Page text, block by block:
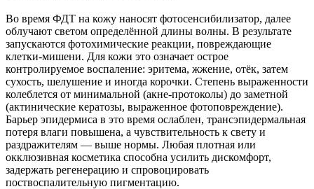
Во время ФДТ на кожу наносят фотосенсибилизатор, далее
облучают светом определённой длины волны. В результате
запускаются фотохимические реакции, повреждающие
клетки-мишени. Для кожи это означает острое
контролируемое воспаление: эритема, жжение, отёк, затем
сухость, шелушение и иногда корочки. Степень выраженности
колеблется от минимальной (акне‑протоколы) до заметной
(актинические кератозы, выраженное фотоповреждение).
Барьер эпидермиса в это время ослаблен, трансэпидермальная
потеря влаги повышена, а чувствительность к свету и
раздражителям — выше нормы. Любая плотная или
окклюзивная косметика способна усилить дискомфорт,
задержать регенерацию и спровоцировать
поствоспалительную пигментацию.